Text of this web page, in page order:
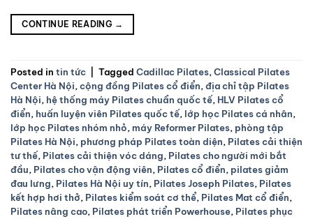
CONTINUE READING →
Posted in tin tức Tagged Cadillac Pilates,Classical Pilates
Center Hà Nội,cộng đồng Pilates cổ điển,địa chỉ tập Pilates
Hà Nội, hệ thống máy Pilates chuẩn quốc tế, HLV Pilates cổ
điển, huấn luyện viên Pilates quốc tế, lớp học Pilates cá nhân,
lớp học Pilates nhóm nhỏ,máy Reformer Pilates, phòng tập
Pilates Hà Nội, phương pháp Pilates toàn diện, Pilates cải thiện
tư thế, Pilates cải thiện vóc dáng, Pilates cho người mới bắt
đầu, Pilates cho vận động viên, Pilates cổ điển, pilates giảm
đau lưng, Pilates Hà Nội uy tín, Pilates Joseph Pilates, Pilates
kết hợp hơi thở, Pilates kiểm soát cơ thể, Pilates Mat cổ điển,
Pilates nâng cao, Pilates phát triển Powerhouse, Pilates phục